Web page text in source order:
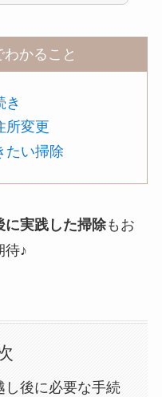
かること
き
所変更
たい掃除
に実践した掃除もお
待♪
し後に必要な手続